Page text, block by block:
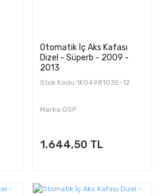
Otomatik İç Aks Kafası
Dizel - Süperb - 2009 -
2013
Stok Kodu:1K0498103E-12
Marka:GSP
1.644,50 TL